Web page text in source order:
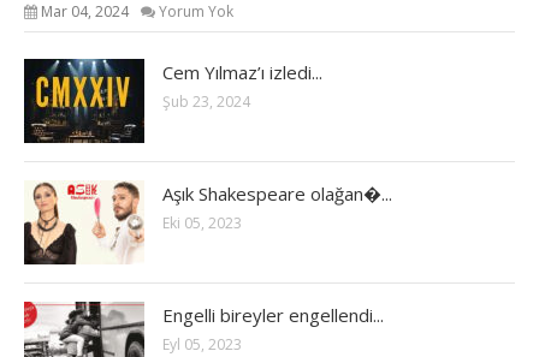
Mar 04, 2024 Yorum Yok
Cem Yılmaz’ı izledi...
Şub 23, 2024
Aşık Shakespeare olağan�...
Eki 05, 2023
Engelli bireyler engellendi...
Eyl 05, 2023